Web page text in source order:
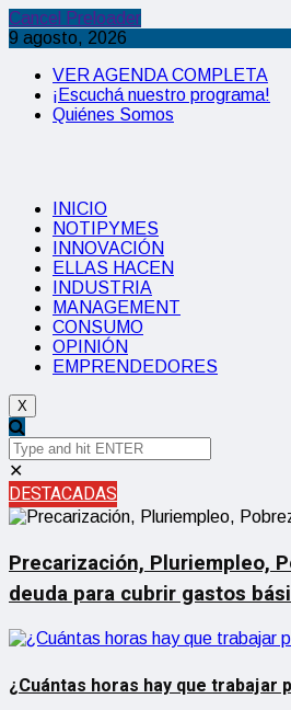
Cancel Preloader
9 agosto, 2026
VER AGENDA COMPLETA
¡Escuchá nuestro programa!
Quiénes Somos
INICIO
NOTIPYMES
INNOVACIÓN
ELLAS HACEN
INDUSTRIA
MANAGEMENT
CONSUMO
OPINIÓN
EMPRENDEDORES
X
✕
DESTACADAS
Precarización, Pluriempleo,
deuda para cubrir gastos
¿Cuántas horas hay que trabajar